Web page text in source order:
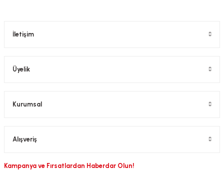
İletişim
Üyelik
Kurumsal
Alışveriş
Kampanya ve Fırsatlardan Haberdar Olun!